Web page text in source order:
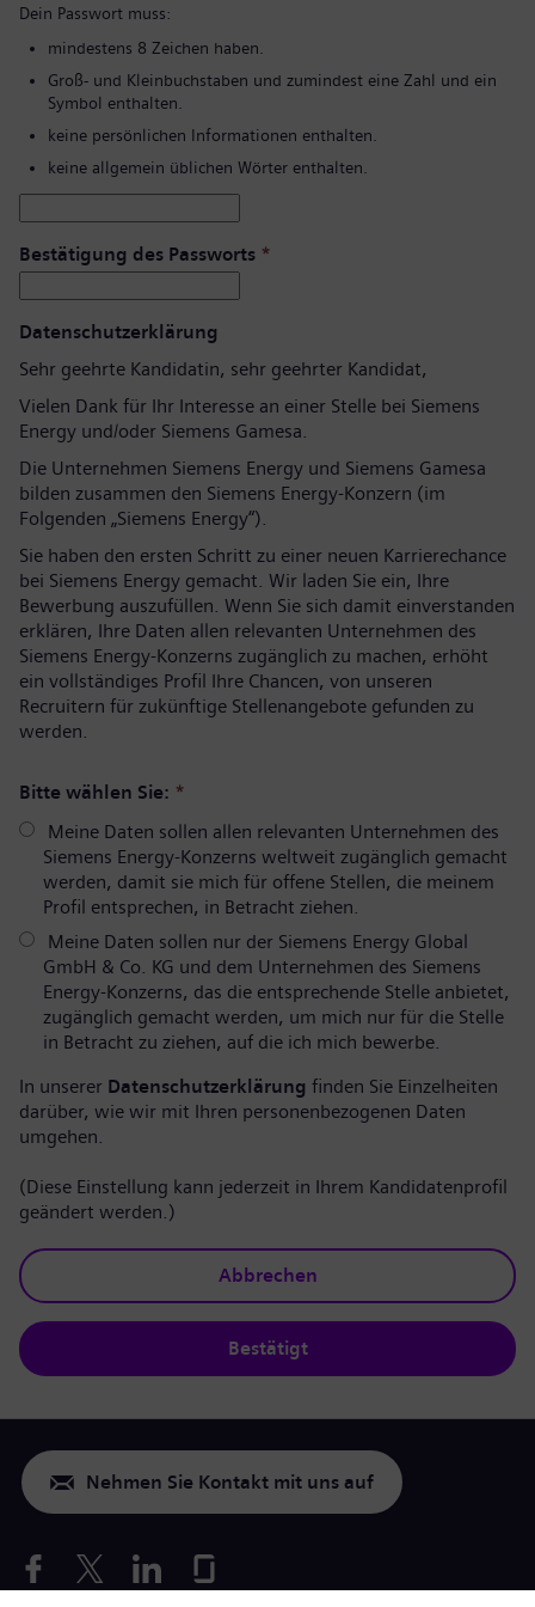
Dein Passwort muss:
mindestens 8 Zeichen haben.
Groß- und Kleinbuchstaben und zumindest eine Zahl und ein
Symbol enthalten.
keine persönlichen Informationen enthalten.
keine allgemein üblichen Wörter enthalten.
Bestätigung des Passworts *
Datenschutzerklärung
Sehr geehrte Kandidatin, sehr geehrter Kandidat,
Vielen Dank für Ihr Interesse an einer Stelle bei Siemens
Energy und/oder Siemens Gamesa.
Die Unternehmen Siemens Energy und Siemens Gamesa
bilden zusammen den Siemens Energy-Konzern (im
Folgenden „Siemens Energy“).
Sie haben den ersten Schritt zu einer neuen Karrierechance
bei Siemens Energy gemacht. Wir laden Sie ein, Ihre
Bewerbung auszufüllen. Wenn Sie sich damit einverstanden
erklären, Ihre Daten allen relevanten Unternehmen des
Siemens Energy-Konzerns zugänglich zu machen, erhöht
ein vollständiges Profil Ihre Chancen, von unseren
Recruitern für zukünftige Stellenangebote gefunden zu
werden.
Bitte wählen Sie: *
Meine Daten sollen allen relevanten Unternehmen des
Siemens Energy-Konzerns weltweit zugänglich gemacht
werden, damit sie mich für offene Stellen, die meinem
Profil entsprechen, in Betracht ziehen.
Meine Daten sollen nur der Siemens Energy Global
GmbH & Co. KG und dem Unternehmen des Siemens
Energy-Konzerns, das die entsprechende Stelle anbietet,
zugänglich gemacht werden, um mich nur für die Stelle
in Betracht zu ziehen, auf die ich mich bewerbe.
In unserer Datenschutzerklärung finden Sie Einzelheiten
darüber, wie wir mit Ihren personenbezogenen Daten
umgehen.
(Diese Einstellung kann jederzeit in Ihrem Kandidatenprofil
geändert werden.)
Abbrechen
Bestätigt
Nehmen Sie Kontakt mit uns auf